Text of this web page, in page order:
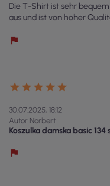
Die T-Shirt ist sehr
aus und ist von hoher
30.07.2025, 18:12
Autor Norbert
Koszulka damska basic